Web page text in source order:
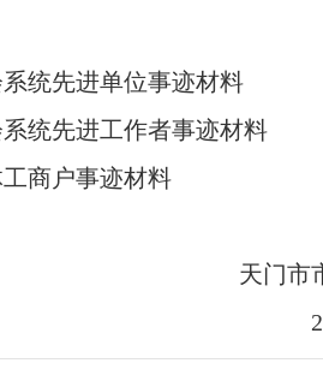
统先进单位事迹材料
统先进工作者事迹材料
商户事迹材料
天门市